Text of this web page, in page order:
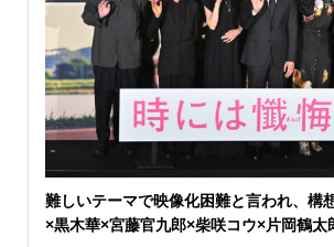
難しいテーマで映像化困難と言われ、構
×黒木華×宮藤官九郎×柴咲コウ×片岡鶴太